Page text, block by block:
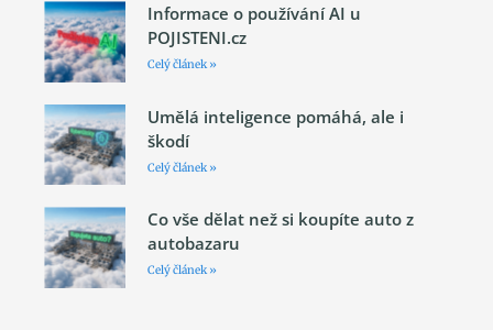
Informace o používání AI u
POJISTENI.cz
Celý článek »
Umělá inteligence pomáhá, ale i
škodí
Celý článek »
Co vše dělat než si koupíte auto z
autobazaru
Celý článek »